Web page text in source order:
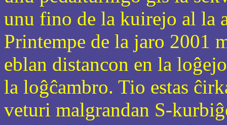
unu fino de la kuirejo al la
Printempe de la jaro 2001
eblan distancon en la
la loĝĉambro. Tio estas
veturi malgrandan S-